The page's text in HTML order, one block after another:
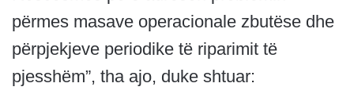
përmes masave operacionale zbutëse dhe
përpjekjeve periodike të riparimit të
pjesshëm”, tha ajo, duke shtuar: